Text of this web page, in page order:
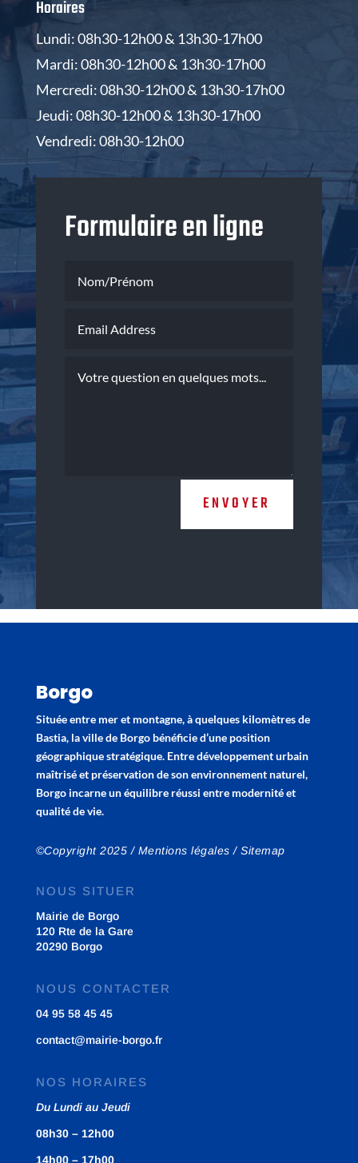
Horaires
Lundi: 08h30-12h00 & 13h30-17h00
Mardi: 08h30-12h00 & 13h30-17h00
Mercredi: 08h30-12h00 & 13h30-17h00
Jeudi: 08h30-12h00 & 13h30-17h00
Vendredi: 08h30-12h00
Formulaire en ligne
ENVOYER
Borgo
Située entre mer et montagne, à quelques kilomètres de
Bastia, la ville de Borgo bénéficie d’une position
géographique stratégique. Entre développement urbain
maîtrisé et préservation de son environnement naturel,
Borgo incarne un équilibre réussi entre modernité et
qualité de vie.
©Copyright 2025 / Mentions légales /Sitemap
NOUS SITUER
Mairie de Borgo
120 Rte de la Gare
20290 Borgo
NOUS CONTACTER
04 95 58 45 45
contact@mairie-borgo.fr
NOS HORAIRES
Du Lundi au Jeudi
08h30 – 12h00
14h00 – 17h00